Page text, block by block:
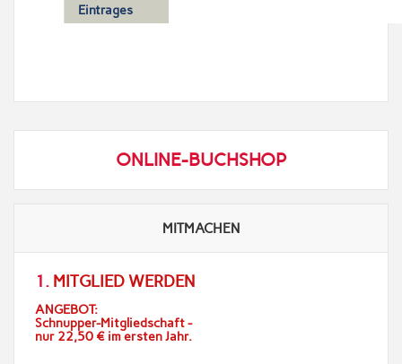
Eintrages
ONLINE-BUCHSHOP
MITMACHEN
1. MITGLIED WERDEN
ANGEBOT:
Schnupper-Mitgliedschaft -
nur 22,50 € im ersten Jahr.